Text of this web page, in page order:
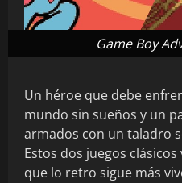
Game Boy
Un héroe que debe
mundo sin sueños y un
armados con un taladro
Estos dos juegos
que lo retro sigue más